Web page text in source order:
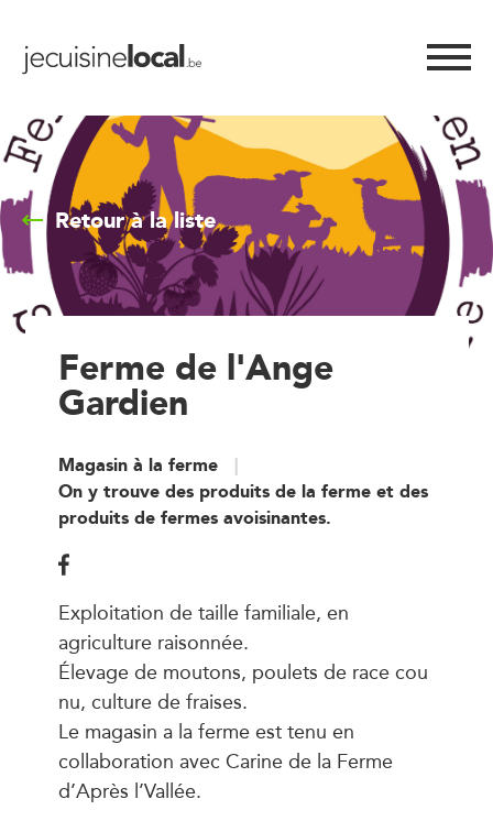
Retour à la liste
Ferme de l'Ange
Gardien
Magasin à la ferme
On y trouve des produits de la ferme et des
produits de fermes avoisinantes.
Exploitation de taille familiale, en
agriculture raisonnée.
Élevage de moutons, poulets de race cou
nu, culture de fraises.
Le magasin a la ferme est tenu en
collaboration avec Carine de la Ferme
d’Après l’Vallée.